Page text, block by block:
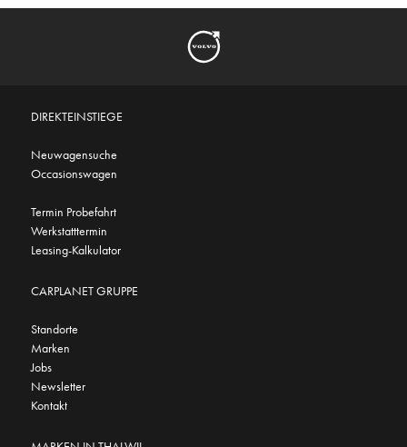
DIREKTEINSTIEGE
Neuwagensuche
Occasionswagen
Termin Probefahrt
Werkstatttermin
Leasing-Kalkulator
CARPLANET GRUPPE
Standorte
Marken
Jobs
Newsletter
Kontakt